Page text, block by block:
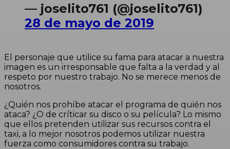
— joselito761 (@joselito761)
28 de mayo de 2019
El personaje que utilice su fama para atacar a nuestra
imagen es un irresponsable que falta a la verdad y al
respeto por nuestro trabajo. No se merece menos de
nosotros.
¿Quién nos prohíbe atacar el programa de quién nos
ataca? ¿O de críticar su disco o su película? Lo mismo
que ellos pretenden utilizar sus recursos contra el
taxi, a lo mejor nosotros podemos utilizar nuestra
fuerza como consumidores contra su trabajo.